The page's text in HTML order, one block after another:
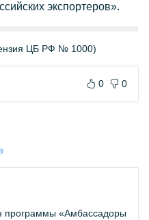
экспортеров».
ЦБ РФ № 1000)
0 0
программы «Амбассадоры